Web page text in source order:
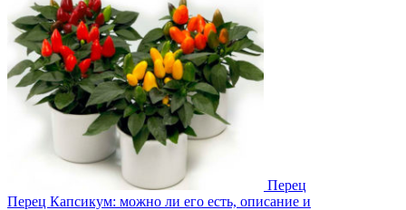
Перец
Перец Капсикум: можно ли его есть, описание и